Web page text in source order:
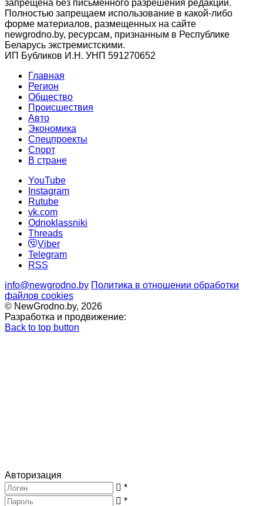
запрещена без письменного разрешения редакции.
Полностью запрещаем использование в какой-либо
форме материалов, размещенных на сайте
newgrodno.by, ресурсам, признанным в Республике
Беларусь экстремистскими.
ИП Бубликов И.Н. УНП 591270652
Главная
Регион
Общество
Происшествия
Авто
Экономика
Спецпроекты
Cпорт
В стране
YouTube
Instagram
Rutube
vk.com
Odnoklassniki
Threads
Viber
Telegram
RSS
info@newgrodno.by Политика в отношении обработки
файлов cookies
© NewGrodno.by, 2026
Разработка и продвижение:
Back to top button
Авторизация
*
*